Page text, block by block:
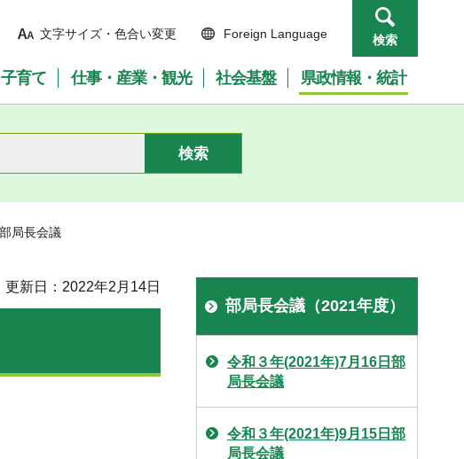
文字サイズ・色合い変更 Foreign Language 検索
育て 仕事・産業・観光 社会基盤 県政情報・統計
局長会議
更新日：2022年2月14日
部局長会議（2021年度）
令和３年(2021年)7月16日部
局長会議
令和３年(2021年)9月15日部
局長会議